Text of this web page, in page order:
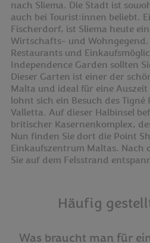
nach Sliema. Die Stadt ist
auch bei Tourist:innen beliebt.
Fischerdorf, ist Sliema heute
Wirtschafts- und Wohngegend.
Restaurants und
Independence Garden sollten
Dieser Garten ist einer der
Malta und ideal für eine Auszeit
lohnt sich ein Besuch des
Valletta. Auf dieser Halbinsel
britischer Kasernenkomplex,
Nun finden Sie dort die Point
Einkaufszentrum Maltas. Nach
Sie auf dem Felsstrand
Häufig
Was braucht man für